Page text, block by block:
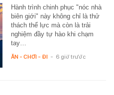
Hành trình chinh phục "nóc nhà
biên giới" này không chỉ là thử
thách thể lực mà còn là trải
nghiệm đầy tự hào khi chạm
tay…
ĂN - CHƠI - ĐI - 6 giờ trước